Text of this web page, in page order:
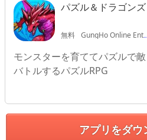
パズル＆ドラゴンズ
無料 GungHo Online Entertainment, INC.
モンスターを育ててパズルで敵
バトルするパズルRPG
アプリをダウ